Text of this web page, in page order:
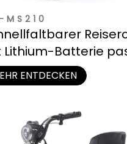
MS210
Lithium-Batterie
Kofferraum
ENTDECKEN